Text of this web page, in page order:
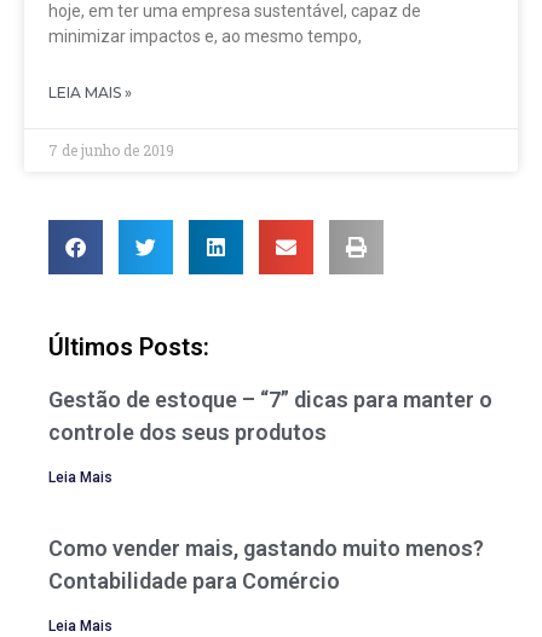
hoje, em ter uma empresa sustentável, capaz de
minimizar impactos e, ao mesmo tempo,
LEIA MAIS »
7 de junho de 2019
Últimos Posts:
Gestão de estoque – “7” dicas para manter o
controle dos seus produtos
Leia Mais
Como vender mais, gastando muito menos?
Contabilidade para Comércio
Leia Mais